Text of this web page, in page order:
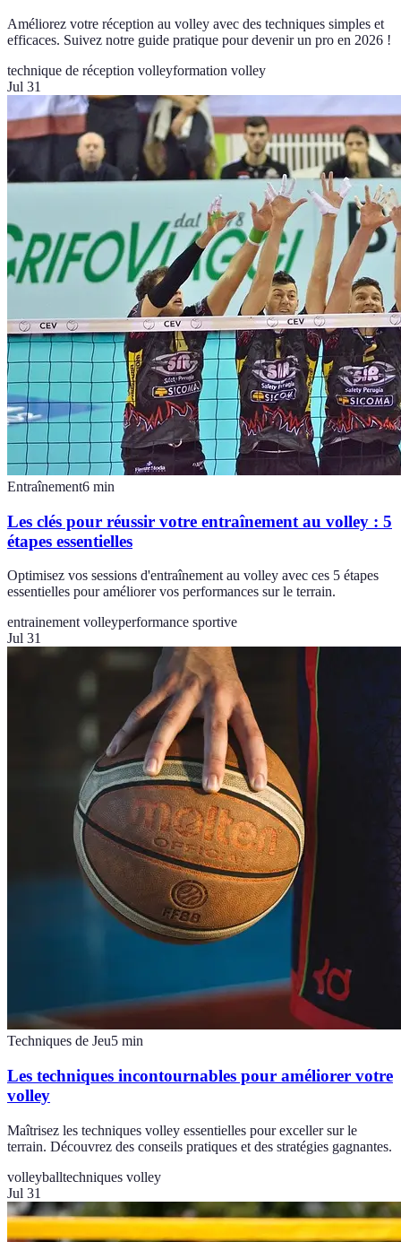
Améliorez votre réception au volley avec des techniques simples et
efficaces. Suivez notre guide pratique pour devenir un pro en 2026 !
technique de réception volleyformation volley
Jul 31
Entraînement6 min
Les clés pour réussir votre entraînement au volley : 5
étapes essentielles
Optimisez vos sessions d'entraînement au volley avec ces 5 étapes
essentielles pour améliorer vos performances sur le terrain.
entrainement volleyperformance sportive
Jul 31
Techniques de Jeu5 min
Les techniques incontournables pour améliorer votre
volley
Maîtrisez les techniques volley essentielles pour exceller sur le
terrain. Découvrez des conseils pratiques et des stratégies gagnantes.
volleyballtechniques volley
Jul 31